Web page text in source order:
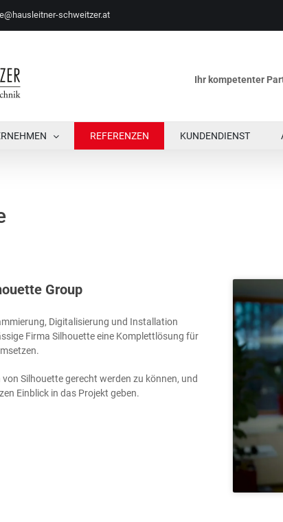
schweitzer.at
Ihr kompetenter
REFERENZEN KUNDENDIENST
Group
Digi­ta­li­sie­rung und Instal­la­ti­on
Fir­ma Sil­hou­et­te eine Kom­plett­lö­sung für
Sil­hou­et­te gerecht wer­den zu kön­nen, und
Ein­blick in das Pro­jekt geben.